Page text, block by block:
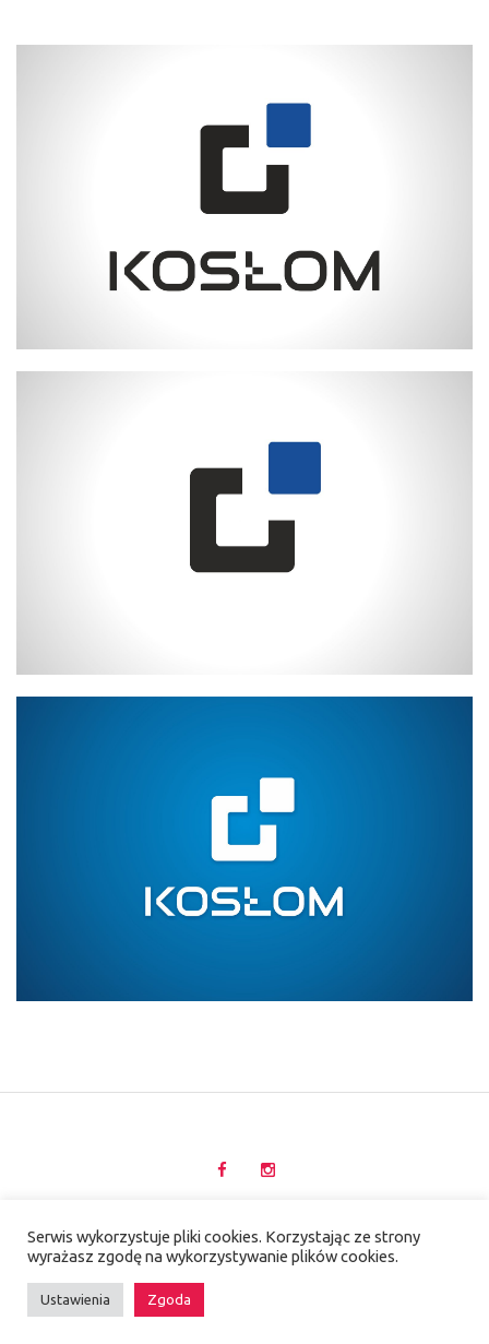
POLITYKA PRYWATNOŚCI
Serwis wykorzystuje pliki cookies. Korzystając ze strony
wyrażasz zgodę na wykorzystywanie plików cookies.
Ustawienia Zgoda